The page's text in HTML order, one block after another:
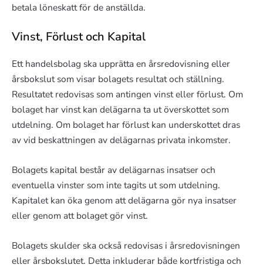
betala löneskatt för de anställda.
Vinst, Förlust och Kapital
Ett handelsbolag ska upprätta en årsredovisning eller
årsbokslut som visar bolagets resultat och ställning.
Resultatet redovisas som antingen vinst eller förlust. Om
bolaget har vinst kan delägarna ta ut överskottet som
utdelning. Om bolaget har förlust kan underskottet dras
av vid beskattningen av delägarnas privata inkomster.
Bolagets kapital består av delägarnas insatser och
eventuella vinster som inte tagits ut som utdelning.
Kapitalet kan öka genom att delägarna gör nya insatser
eller genom att bolaget gör vinst.
Bolagets skulder ska också redovisas i årsredovisningen
eller årsbokslutet. Detta inkluderar både kortfristiga och